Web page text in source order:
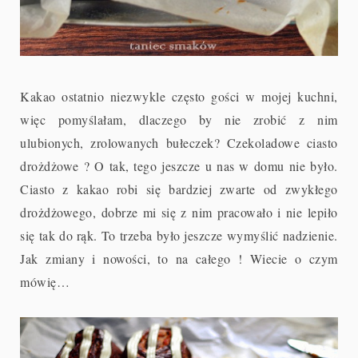
Kakao ostatnio niezwykle często gości w mojej kuchni,
więc pomyślałam, dlaczego by nie zrobić z nim
ulubionych, zrolowanych bułeczek? Czekoladowe ciasto
drożdżowe ? O tak, tego jeszcze u nas w domu nie było.
Ciasto z kakao robi się bardziej zwarte od zwykłego
drożdżowego, dobrze mi się z nim pracowało i nie lepiło
się tak do rąk. To trzeba było jeszcze wymyślić nadzienie.
Jak zmiany i nowości, to na całego ! Wiecie o czym
mówię…